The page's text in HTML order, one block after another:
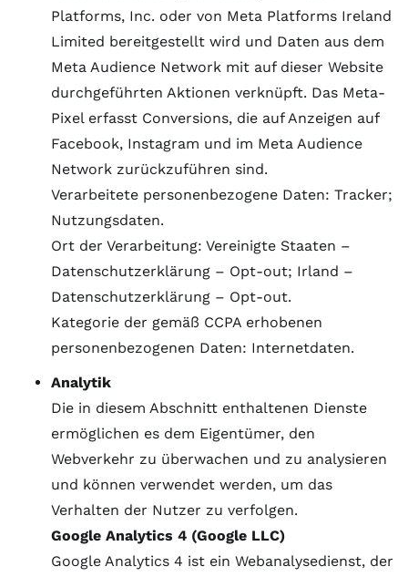
Platforms, Inc. oder von Meta Platforms Ireland
Limited bereitgestellt wird und Daten aus dem
Meta Audience Network mit auf dieser Website
durchgeführten Aktionen verknüpft. Das Meta-
Pixel erfasst Conversions, die auf Anzeigen auf
Facebook, Instagram und im Meta Audience
Network zurückzuführen sind.
Verarbeitete personenbezogene Daten: Tracker;
Nutzungsdaten.
Ort der Verarbeitung: Vereinigte Staaten –
Datenschutzerklärung – Opt-out; Irland –
Datenschutzerklärung – Opt-out.
Kategorie der gemäß CCPA erhobenen
personenbezogenen Daten: Internetdaten.
Analytik
Die in diesem Abschnitt enthaltenen Dienste
ermöglichen es dem Eigentümer, den
Webverkehr zu überwachen und zu analysieren
und können verwendet werden, um das
Verhalten der Nutzer zu verfolgen.
Google Analytics 4 (Google LLC)
Google Analytics 4 ist ein Webanalysedienst, der